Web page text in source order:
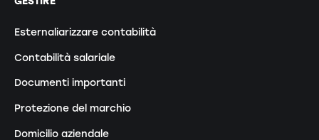
Esternaliarizzare contabilità
Contabilità salariale
Documenti importanti
Protezione del marchio
Domicilio aziendale